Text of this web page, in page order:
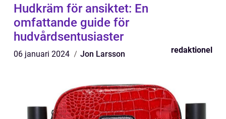
Hudkräm för ansiktet: En
omfattande guide för
hudvårdsentusiaster
06 januari 2024 Jon Larsson redaktionel